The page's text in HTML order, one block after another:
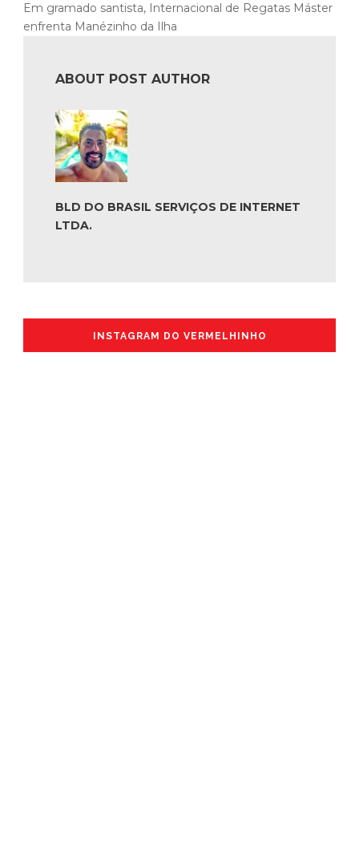
Em gramado santista, Internacional de Regatas Máster
enfrenta Manézinho da Ilha
ABOUT POST AUTHOR
BLD DO BRASIL SERVIÇOS DE INTERNET
LTDA.
INSTAGRAM DO VERMELHINHO